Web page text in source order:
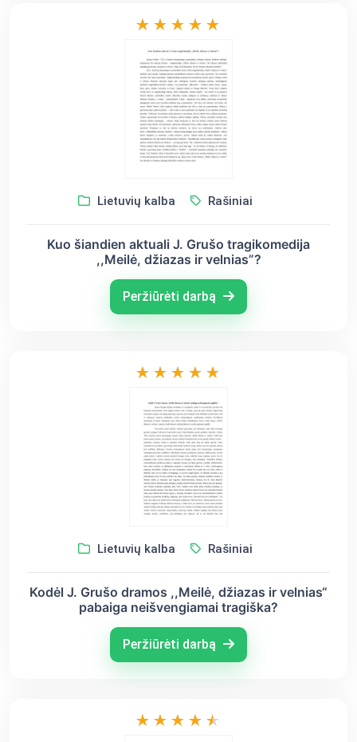
Lietuvių kalba Rašiniai
Kuo šiandien aktuali J. Grušo tragikomedija
,,Meilė, džiazas ir velnias”?
Peržiūrėti darbą
Lietuvių kalba Rašiniai
Kodėl J. Grušo dramos ,,Meilė, džiazas ir velnias“
pabaiga neišvengiamai tragiška?
Peržiūrėti darbą